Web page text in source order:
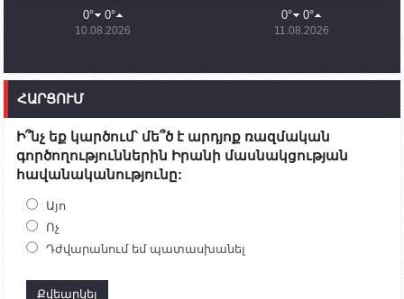
Ադրբեջանի փոխվարչապետն այսօր կմեկնի
Ստեփանակերտ
10:07 02.10.2023
09:38 02.10.2023
Խումբն Արցախում կմնա` մինչև զոհվածների
աճյունների ու անհետ կորածների
Ժամը 18։00-ի դրությամբ ԼՂ-ից բռնի տեղահանված
0° 0°
10.08.2026
0° 0°
11.08.2026
ՀԱՐՑՈՒՄ
Ի՞նչ եք կարծում՝ մե՞ծ է արդյոք ռազմական
գործողություններին Իրանի մասնակցության
հավանականությունը:
Այո
Ոչ
Դժվարանում եմ պատասխանել